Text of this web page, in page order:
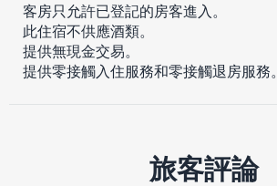
客房只允許已登記的房客進入。
此住宿不供應酒類。
提供無現金交易。
提供零接觸入住服務和零接觸退房服務。
旅客評論